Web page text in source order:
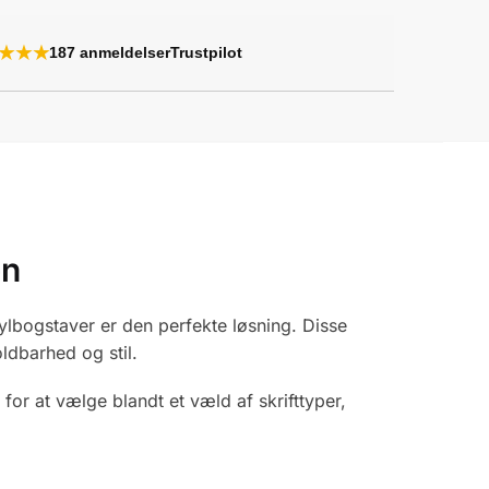
187 anmeldelserTrustpilot
er den perfekte løsning. Disse
og stil.
for at vælge blandt et væld af skrifttyper,